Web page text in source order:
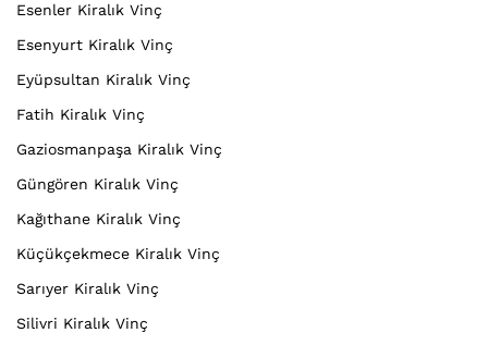
Esenler Kiralık Vinç
Esenyurt Kiralık Vinç
Eyüpsultan Kiralık Vinç
Fatih Kiralık Vinç
Gaziosmanpaşa Kiralık Vinç
Güngören Kiralık Vinç
Kağıthane Kiralık Vinç
Küçükçekmece Kiralık Vinç
Sarıyer Kiralık Vinç
Silivri Kiralık Vinç